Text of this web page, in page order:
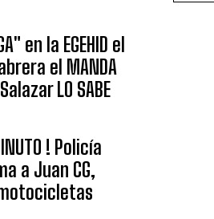
en la EGEHID el
el MANDA
LO SABE
! Policía
a Juan CG,